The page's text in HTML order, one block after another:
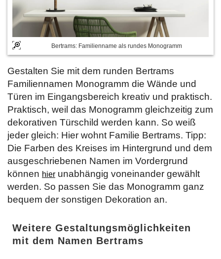
Bertrams: Familienname als rundes Monogramm
Gestalten Sie mit dem runden Bertrams
Familiennamen Monogramm die Wände und
Türen im Eingangsbereich kreativ und praktisch.
Praktisch, weil das Monogramm gleichzeitig zum
dekorativen Türschild werden kann. So weiß
jeder gleich: Hier wohnt Familie Bertrams. Tipp:
Die Farben des Kreises im Hintergrund und dem
ausgeschriebenen Namen im Vordergrund
können hier unabhängig voneinander gewählt
werden. So passen Sie das Monogramm ganz
bequem der sonstigen Dekoration an.
Weitere Gestaltungsmöglichkeiten
mit dem Namen Bertrams